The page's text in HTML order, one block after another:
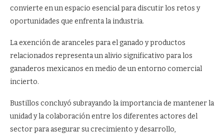
convierte en un espacio esencial para discutir los retos y
oportunidades que enfrenta la industria.
La exención de aranceles para el ganado y productos
relacionados representa un alivio significativo para los
ganaderos mexicanos en medio de un entorno comercial
incierto.
Bustillos concluyó subrayando la importancia de mantener la
unidad y la colaboración entre los diferentes actores del
sector para asegurar su crecimiento y desarrollo,